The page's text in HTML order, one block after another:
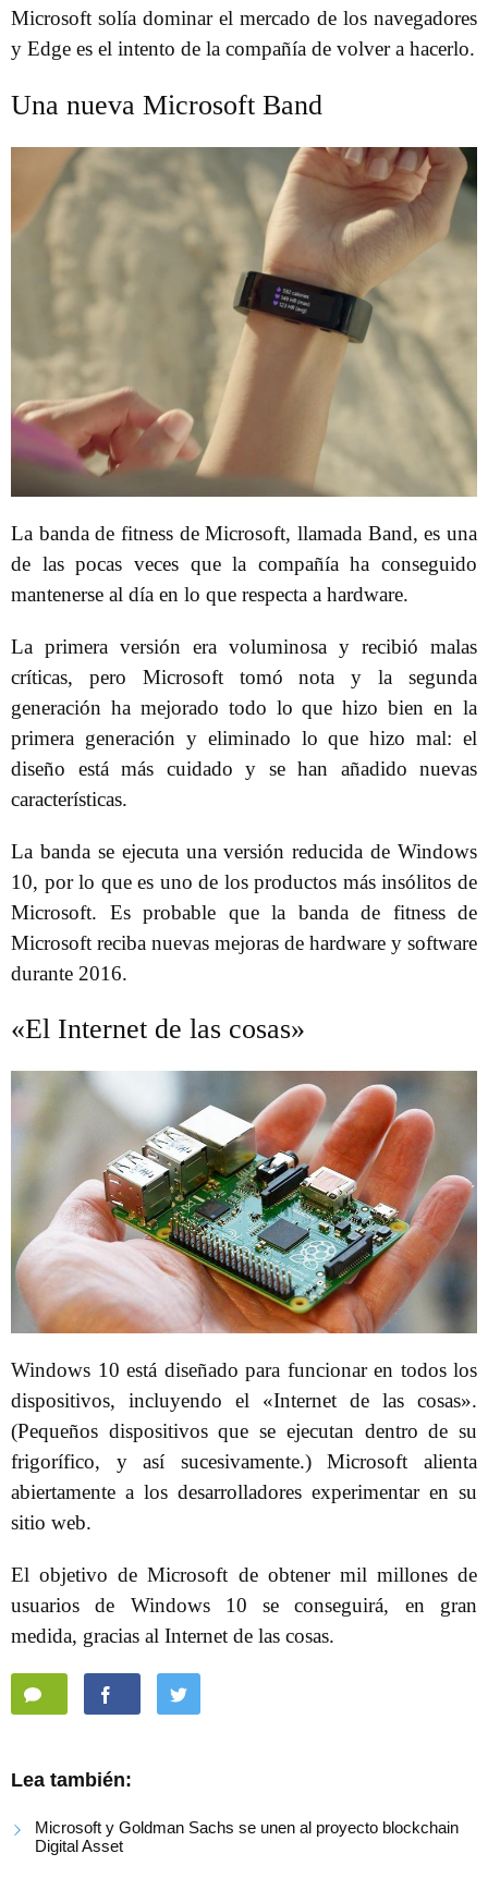
Microsoft solía dominar el mercado de los navegadores
y Edge es el intento de la compañía de volver a hacerlo.
Una nueva Microsoft Band
La banda de fitness de Microsoft, llamada Band, es una
de las pocas veces que la compañía ha conseguido
mantenerse al día en lo que respecta a hardware.
La primera versión era voluminosa y recibió malas
críticas, pero Microsoft tomó nota y la segunda
generación ha mejorado todo lo que hizo bien en la
primera generación y eliminado lo que hizo mal: el
diseño está más cuidado y se han añadido nuevas
características.
La banda se ejecuta una versión reducida de Windows
10, por lo que es uno de los productos más insólitos de
Microsoft. Es probable que la banda de fitness de
Microsoft reciba nuevas mejoras de hardware y software
durante 2016.
«El Internet de las cosas»
Windows 10 está diseñado para funcionar en todos los
dispositivos, incluyendo el «Internet de las cosas».
(Pequeños dispositivos que se ejecutan dentro de su
frigorífico, y así sucesivamente.) Microsoft alienta
abiertamente a los desarrolladores experimentar en su
sitio web.
El objetivo de Microsoft de obtener mil millones de
usuarios de Windows 10 se conseguirá, en gran
medida, gracias al Internet de las cosas.
Lea también:
Microsoft y Goldman Sachs se unen al proyecto blockchain
Digital Asset